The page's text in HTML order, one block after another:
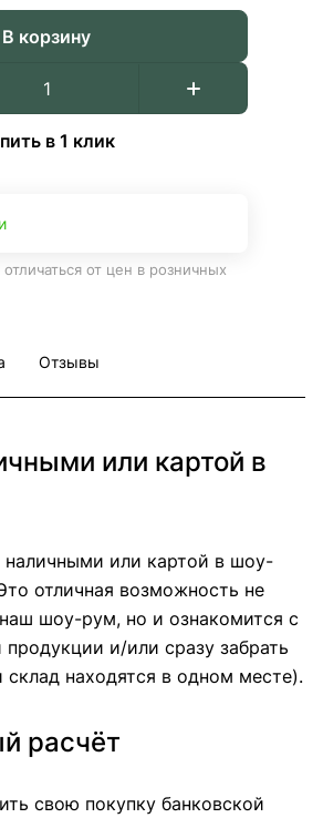
В корзину
в 1 клик
от цен в розничных
Отзывы
или картой в
наличными или картой в шоу-
отличная возможность не
шоу-рум, но и ознакомится с
и/или сразу забрать
находятся в одном месте).
расчёт
свою покупку банковской